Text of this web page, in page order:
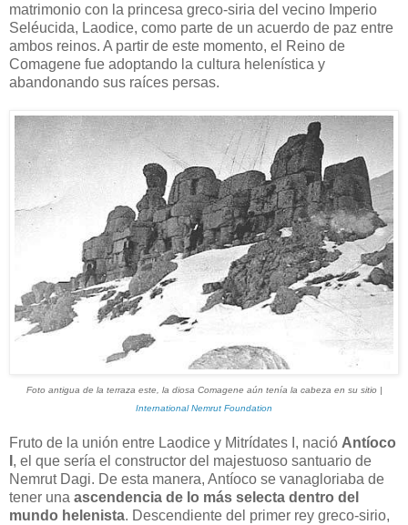
matrimonio con la princesa greco-siria del vecino Imperio
Seléucida, Laodice, como parte de un acuerdo de paz entre
ambos reinos. A partir de este momento, el Reino de
Comagene fue adoptando la cultura helenística y
abandonando sus raíces persas.
Foto antigua de la terraza este, la diosa Comagene aún tenía la cabeza en su sitio |
International Nemrut Foundation
Fruto de la unión entre Laodice y Mitrídates I, nació Antíoco
, el que sería el constructor del majestuoso santuario de
Nemrut Dagi. De esta manera, Antíoco se vanagloriaba de
tener una ascendencia de lo más selecta dentro del
mundo helenista. Descendiente del primer rey greco-sirio,